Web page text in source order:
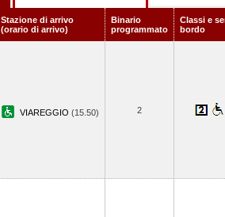
Stazione di arrivo
(orario di arrivo)
Binario
programmato
Classi e
bordo
VIAREGGIO (15.50) 2